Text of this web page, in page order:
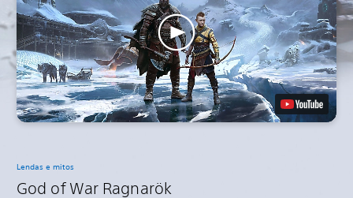
Lendas e mitos
God of War Ragnarök